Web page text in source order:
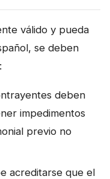
válido y pueda
se deben
deben
impedimentos
previo no
acreditarse que el